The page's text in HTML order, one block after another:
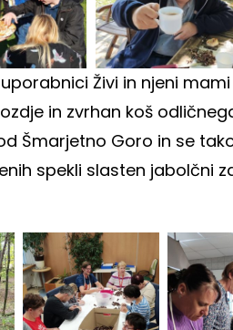
Živi in njeni
in zvrhan koš
Šmarjetno Goro in se
spekli slasten jabolčni